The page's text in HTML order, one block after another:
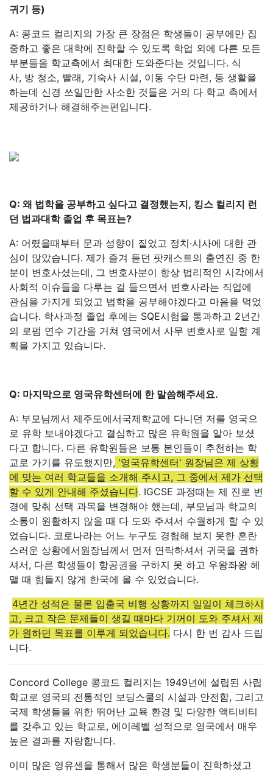
귀기 등)
A: 콩코드 컬리지의 가장 큰 장점은 학생들이 공부에만 집
중하고 좋은 대학에 진학할 수 있도록 학업 외에 다른 모든
부분들을 학교측에서 최대한 도와준다는 것입니다. 식
사, 방 청소, 빨래, 기숙사 시설, 이동 수단 마련, 등 생활을
하는데 신경 쓰일만한 사소한 것들은 거의 다 학교 측에서
제공하거나 해결해주는편입니다.
Q: 왜 법학을 공부하고 싶다고 결정했는지, 킹스 컬리지 런
던 법과대학 졸업 후 목표는?
A: 어렸을때부터 문과 성향이 짙었고 정치·시사에 대한 관
심이 많았습니다. 제가 즐겨 듣던 팟캐스트의 출연진 중 한
분이 변호사셨는데, 그 변호사분이 항상 법리적인 시각에서
사회적 이슈들을 다루는 걸 들으면서 변호사라는 직업에
관심을 가지게 되었고 법학을 공부해야겠다고 마음을 먹었
습니다. 학사과정 졸업 후에는 SQE시험을 통과하고 2년간
의 로펌 연수 기간을 거쳐 영국에서 사무 변호사로 일할 계
획을 가지고 있습니다.
Q: 마지막으로 영국유학센터에 한 말씀해주세요.
A: 부모님께서 제주도에서국제학교에 다니던 저를 영국으
로 유학 보내야겠다고 결심하고 많은 유학원을 알아 보셨
다고 합니다. 다른 유학원들은 보통 본인들이 추천하는 학
교로 가기를 유도했지만, '영국유학센터' 원장님은 제 상황
에 맞는 여러 학교들을 소개해 주시고, 그 중에서 제가 선택
할 수 있게 안내해 주셨습니다. IGCSE 과정때는 제 진로 변
경에 맞춰 선택 과목을 변경해야 했는데, 부모님과 학교의
소통이 원활하지 않을 때 다 도와 주셔서 수월하게 할 수 있
었습니다. 코로나라는 어느 누구도 경험해 보지 못한 혼란
스러운 상황에서원장님께서 먼저 연락하셔서 귀국을 권하
셔서, 다른 학생들이 항공권을 구하지 못 하고 우왕좌왕 헤
맬 때 힘들지 않게 한국에 올 수 있었습니다.
4년간 성적은 물론 입출국 비행 상황까지 일일이 체크하시
고, 크고 작은 문제들이 생길 때마다 기꺼이 도와 주셔서 제
가 원하던 목표를 이루게 되었습니다. 다시 한 번 감사 드립
니다.
Concord College 콩코드 컬리지는 1949년에 설립된 사립
학교로 영국의 전통적인 보딩스쿨의 시설과 안전함, 그리고
국제 학생들을 위한 뛰어난 교육 환경 및 다양한 액티비티
를 갖추고 있는 학교로, 에이레벨 성적으로 영국에서 매우
높은 결과를 자랑합니다.
이미 많은 영유센을 통해서 많은 학생분들이 진학하셨고